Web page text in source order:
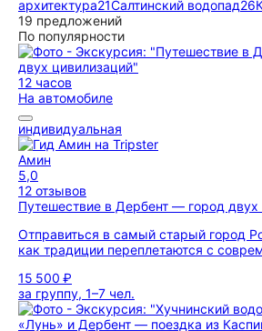
архитектура21Салтинский водопад26
19 предложений
По популярности
12 часов
На автомобиле
индивидуальная
Амин
5,0
12 отзывов
Путешествие в Дербент — город двух
Отправиться в самый старый город
как традиции переплетаются с
15 500 ₽
за группу, 1–7 чел.